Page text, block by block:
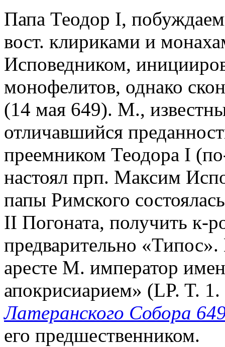
Папа Теодор I,
вост. клириками и
Исповедником,
монофелитов, однако
(14 мая 649). М.,
отличавшийся
преемником Теодора I
настоял прп. Максим
папы Римского
II Погоната, получить к-
предварительно
аресте М. император
апокрисиарием» (LP. T.
Латеранского Собора
его предшественником.